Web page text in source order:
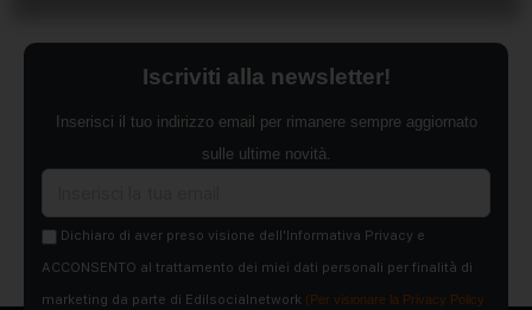
Iscriviti alla newsletter!
Inserisci il tuo indirizzo email per rimanere sempre aggiornato
sulle ultime novità.
Dichiaro di aver preso visione dell'Informativa Privacy e
ACCONSENTO al trattamento dei miei dati personali per finalità di
marketing da parte di Edilsocialnetwork (Per visionare la Privacy Policy